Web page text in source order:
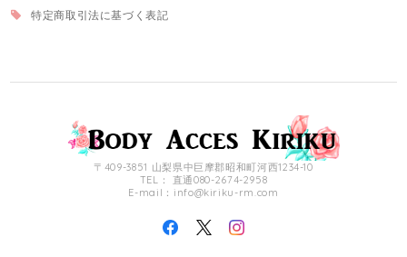
特定商取引法に基づく表記
〒409-3851 山梨県中巨摩郡昭和町河西1234-10
TEL： 直通080-2674-2958
E-mail： info@kiriku-rm.com